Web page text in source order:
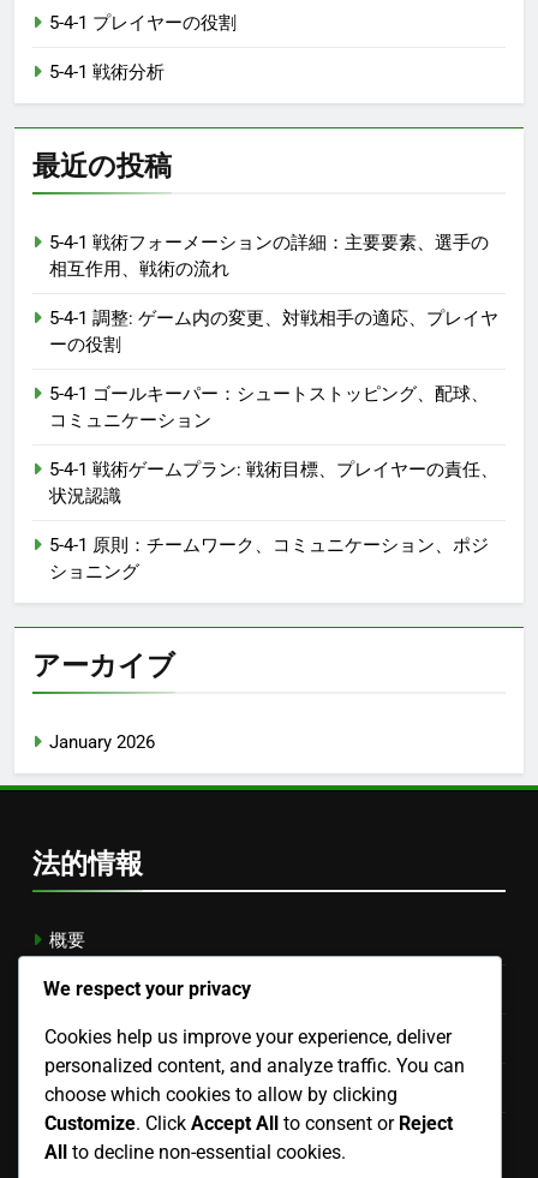
5-4-1 プレイヤーの役割
5-4-1 戦術分析
最近の投稿
5-4-1 戦術フォーメーションの詳細：主要要素、選手の
相互作用、戦術の流れ
5-4-1 調整: ゲーム内の変更、対戦相手の適応、プレイヤ
ーの役割
5-4-1 ゴールキーパー：シュートストッピング、配球、
コミュニケーション
5-4-1 戦術ゲームプラン: 戦術目標、プレイヤーの責任、
状況認識
5-4-1 原則：チームワーク、コミュニケーション、ポジ
ショニング
アーカイブ
January 2026
法的情報
概要
クッキーポリシー
サービス利用規約
お問い合わせ
あなたのプライバシー
We respect your privacy
Cookies help us improve your experience, deliver
personalized content, and analyze traffic. You can
choose which cookies to allow by clicking
Customize. Click Accept All to consent or Reject
All to decline non-essential cookies.